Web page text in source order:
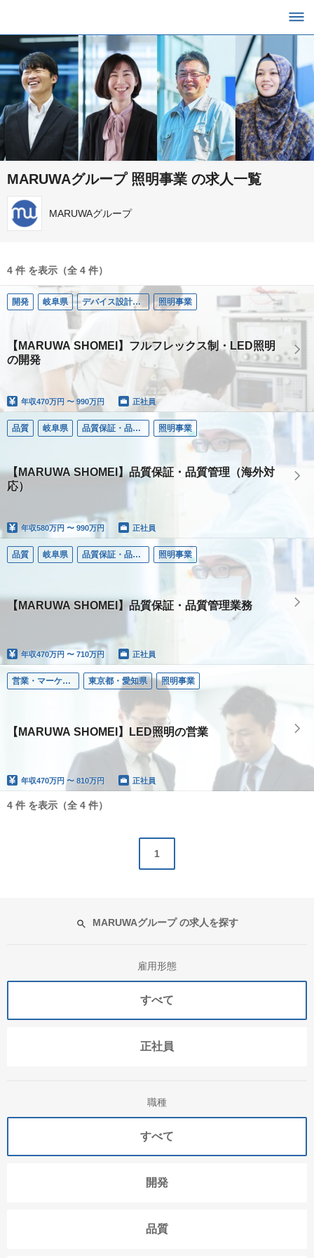
MARUWAグループ 照明事業 の求人一覧
MARUWAグループ
4 件 を表示（全 4 件）
開発 岐阜県 デバイス設計開発 照明事業
【MARUWA SHOMEI】フルフレックス制・LED照明
の開発
年収470万円 〜 990万円 正社員
品質 岐阜県 品質保証・品質管理 照明事業
【MARUWA SHOMEI】品質保証・品質管理（海外対
応）
年収580万円 〜 990万円 正社員
品質 岐阜県 品質保証・品質管理 照明事業
【MARUWA SHOMEI】品質保証・品質管理業務
年収470万円 〜 710万円 正社員
営業・マーケティング 東京都・愛知県 照明事業
【MARUWA SHOMEI】LED照明の営業
年収470万円 〜 810万円 正社員
4 件 を表示（全 4 件）
1
MARUWAグループ の求人を探す
雇用形態
すべて
正社員
職種
すべて
開発
品質